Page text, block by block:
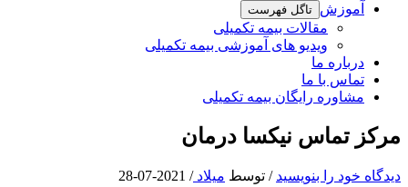
آموزش تاگل فهرست
مقالات بیمه تکمیلی
ویدیو های آموزشی بیمه تکمیلی
درباره ما
تماس با ما
مشاوره رایگان بیمه تکمیلی
مرکز تماس نیکسا درمان
دیدگاه‌ خود را بنویسید / توسط میلاد/
2021-07-28